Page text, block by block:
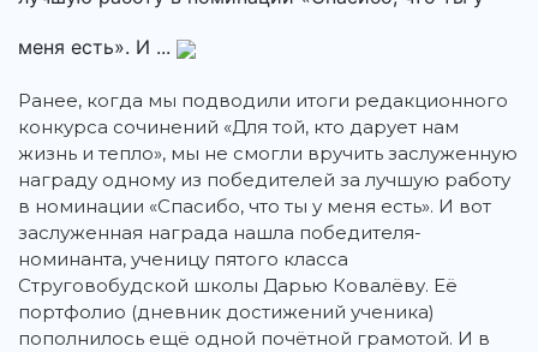
меня есть». И ...
Ранее, когда мы подводили итоги редакционного
конкурса сочинений «Для той, кто дарует нам
жизнь и тепло», мы не смогли вручить заслуженную
награду одному из победителей за лучшую работу
в номинации «Спасибо, что ты у меня есть». И вот
заслуженная награда нашла победителя-
номинанта, ученицу пятого класса
Струговобудской школы Дарью Ковалёву. Её
портфолио (дневник достижений ученика)
пополнилось ещё одной почётной грамотой. И в